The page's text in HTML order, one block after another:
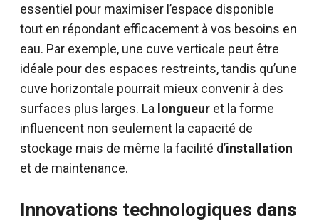
essentiel pour maximiser l’espace disponible
tout en répondant efficacement à vos besoins en
eau. Par exemple, une cuve verticale peut être
idéale pour des espaces restreints, tandis qu’une
cuve horizontale pourrait mieux convenir à des
surfaces plus larges. La longueur et la forme
influencent non seulement la capacité de
stockage mais de même la facilité d’installation
et de maintenance.
Innovations technologiques dans